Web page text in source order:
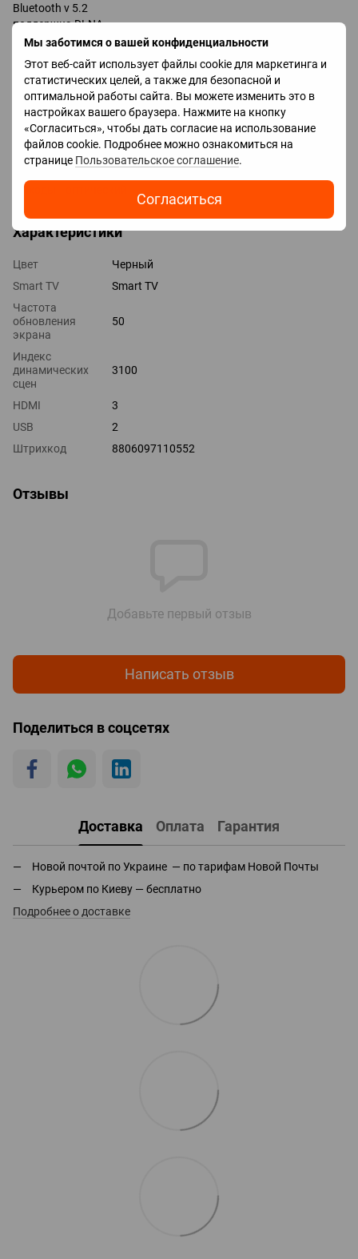
Мы заботимся о вашей конфиденциальности
Этот веб-сайт использует файлы cookie для маркетинга и
статистических целей, а также для безопасной и
оптимальной работы сайта. Вы можете изменить это в
настройках вашего браузера. Нажмите на кнопку
«Согласиться», чтобы дать согласие на использование
файлов cookie. Подробнее можно ознакомиться на
странице Пользовательское соглашение.
Согласиться
Bluetooth v 5.2
поддержка DLNA
управление голосом
Google Assistant
Bixby
Разъемы
Входы USB 2 шт
LAN
Выходы оптический
Характеристики
Цвет
Черный
Smart TV
Smart TV
Частота
обновления
экрана
50
Индекс
динамических
сцен
3100
HDMI
3
USB
2
Штрихкод
8806097110552
Отзывы
Добавьте первый отзыв
Написать отзыв
Поделиться в соцсетях
Доставка Оплата Гарантия
Новой почтой по Украине — по тарифам Новой Почты
Курьером по Киеву — бесплатно
Подробнее о доставке